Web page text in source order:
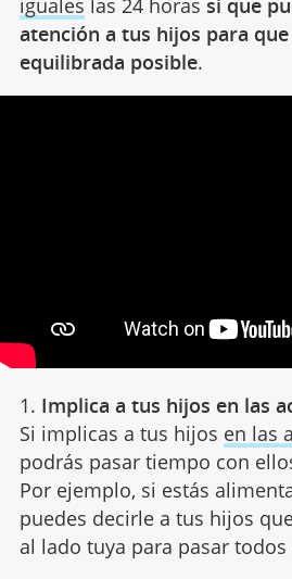
iguales las 24 horas sí que
atención a tus hijos para
equilibrada posible.
1. Implica a tus hijos en las
Si implicas a tus hijos en las
podrás pasar tiempo con
Por ejemplo, si estás
puedes decirle a tus hijos
al lado tuya para pasar